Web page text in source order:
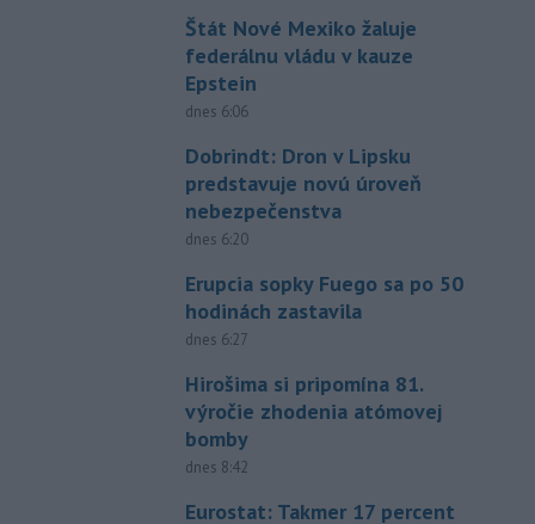
Štát Nové Mexiko žaluje
federálnu vládu v kauze
Epstein
dnes 6:06
Dobrindt: Dron v Lipsku
predstavuje novú úroveň
nebezpečenstva
dnes 6:20
Erupcia sopky Fuego sa po 50
hodinách zastavila
dnes 6:27
Hirošima si pripomína 81.
výročie zhodenia atómovej
bomby
dnes 8:42
Eurostat: Takmer 17 percent